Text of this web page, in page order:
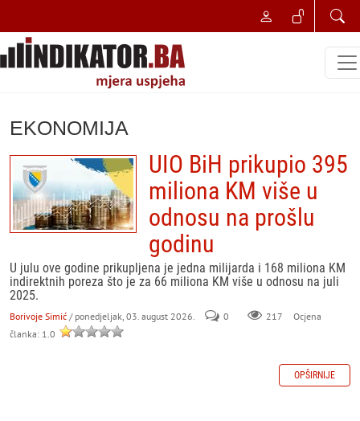
EKONOMIJA
UIO BiH prikupio 395
miliona KM više u
odnosu na prošlu
godinu
U julu ove godine prikupljena je jedna milijarda i 168 miliona KM
indirektnih poreza što je za 66 miliona KM više u odnosu na juli
2025.
Borivoje Simić / ponedjeljak, 03. august 2026. 0 217
Ocjena
članka: 1.0
OPŠIRNIJE